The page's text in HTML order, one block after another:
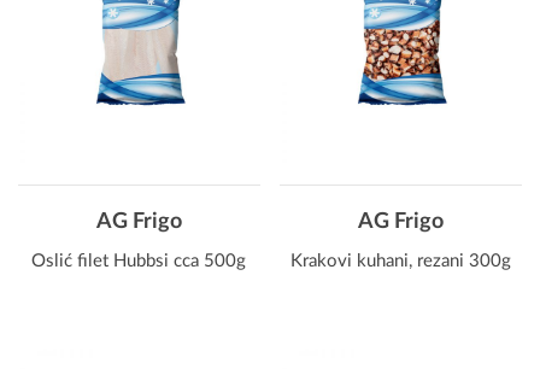
AG Frigo
Oslić filet Hubbsi cca 500g
AG Frigo
Krakovi kuhani, rezani 300g